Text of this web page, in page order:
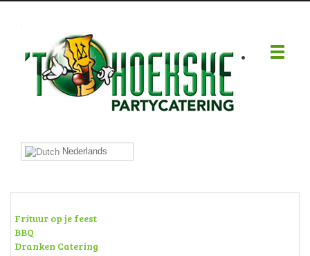
.
Nederlands
Frituur op je feest
BBQ
Dranken Catering